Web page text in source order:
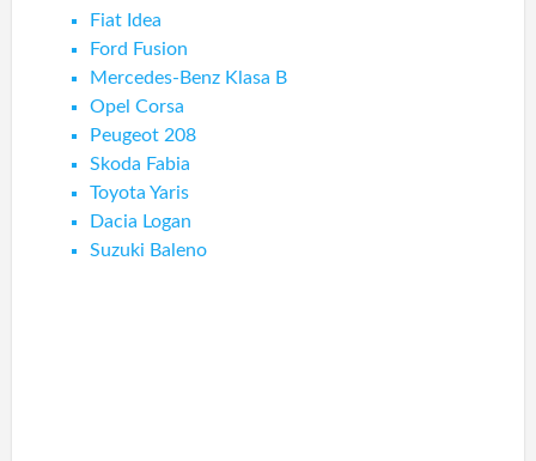
Fiat Idea
Ford Fusion
Mercedes-Benz Klasa B
Opel Corsa
Peugeot 208
Skoda Fabia
Toyota Yaris
Dacia Logan
Suzuki Baleno